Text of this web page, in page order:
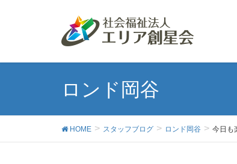
ロンド岡谷
HOME スタッフブログ ロンド岡谷 今日も